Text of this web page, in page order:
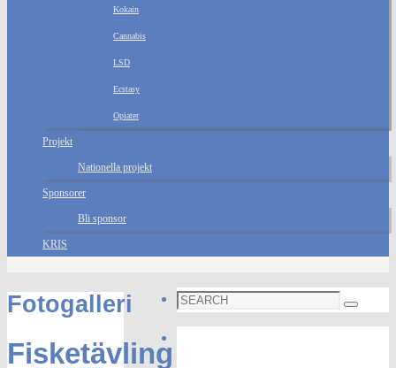
Kokain
Cannabis
LSD
Ecstasy
Opiater
Projekt
Nationella projekt
Sponsorer
Bli sponsor
KRIS
Fotogalleri
Fisketävling
Search
for:
Search